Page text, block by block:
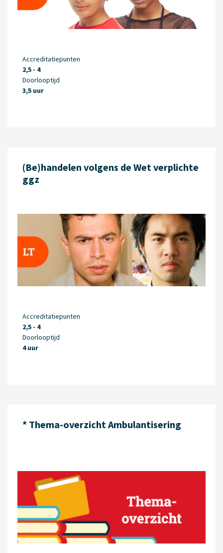
Accreditatiepunten
2,5 - 4
Doorlooptijd
3,5 uur
(Be)handelen volgens de Wet verplichte
ggz
Accreditatiepunten
2,5 - 4
Doorlooptijd
4 uur
* Thema-overzicht Ambulantisering